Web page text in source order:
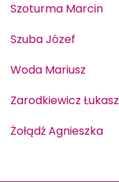
Szoturma Marcin
Szuba Józef
Woda Mariusz
Zarodkiewicz Łukasz
Żołądź Agnieszka